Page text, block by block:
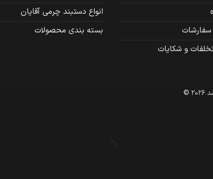
سفارشات
و شکایات
انواع دستبند چرمی آقایان
بسته بندی محصولات
©